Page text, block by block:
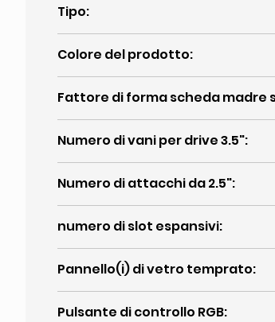
Tipo:
Colore del prodotto:
Fattore di forma scheda madre
Numero di vani per drive 3.5":
Numero di attacchi da 2.5":
numero di slot espansivi:
Pannello(i) di vetro temprato:
Pulsante di controllo RGB: